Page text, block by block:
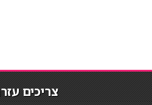
צריכים